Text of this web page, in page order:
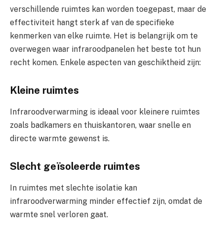
verschillende ruimtes kan worden toegepast, maar de
effectiviteit hangt sterk af van de specifieke
kenmerken van elke ruimte. Het is belangrijk om te
overwegen waar infraroodpanelen het beste tot hun
recht komen. Enkele aspecten van geschiktheid zijn:
Kleine ruimtes
Infraroodverwarming is ideaal voor kleinere ruimtes
zoals badkamers en thuiskantoren, waar snelle en
directe warmte gewenst is.
Slecht geïsoleerde ruimtes
In ruimtes met slechte isolatie kan
infraroodverwarming minder effectief zijn, omdat de
warmte snel verloren gaat.